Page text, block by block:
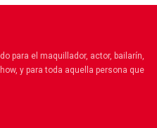
para el maquillador, actor, bailarín,
y para toda aquella persona que